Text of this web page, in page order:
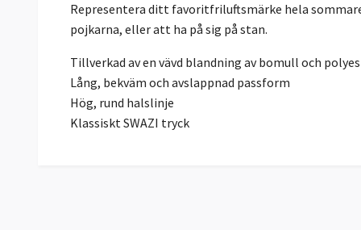
Representera ditt favoritfriluftsmärke hela
pojkarna, eller att ha på sig på stan.
Tillverkad av en vävd blandning av bomull och
Lång, bekväm och avslappnad passform
Hög, rund halslinje
Klassiskt SWAZI tryck